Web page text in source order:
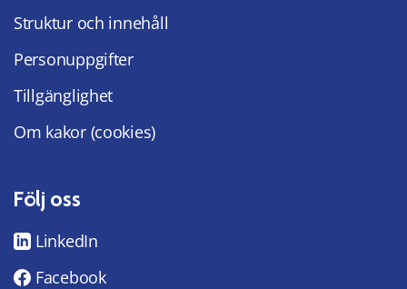
Struktur och innehåll
Personuppgifter
Tillgänglighet
Om kakor (cookies)
Följ oss
LinkedIn
Facebook